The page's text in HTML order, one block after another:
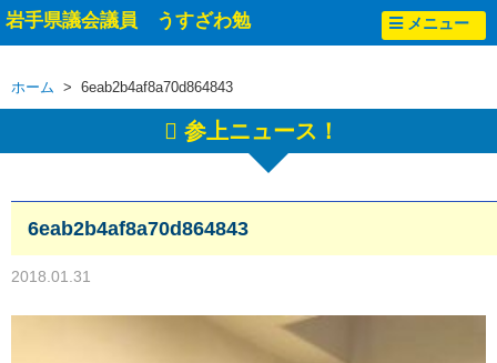
岩手県議会議員 うすざわ勉 メニュー
ホーム > 6eab2b4af8a70d864843
参上ニュース！
6eab2b4af8a70d864843
2018.01.31